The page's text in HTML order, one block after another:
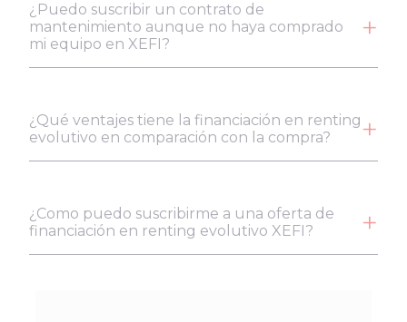
¿Puedo suscribir un contrato de
mantenimiento aunque no haya comprado
mi equipo en XEFI?
¿Qué ventajes tiene la financiación en renting
evolutivo en comparación con la compra?
¿Como puedo suscribirme a una oferta de
financiación en renting evolutivo XEFI?